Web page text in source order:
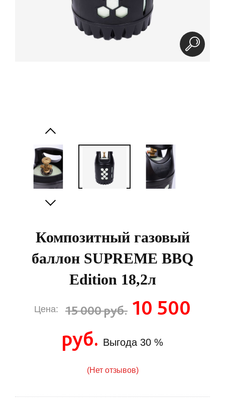
Композитный газовый
баллон SUPREME BBQ
Edition 18,2л
Цена: 15 000 руб. 10 500
руб. Выгода 30 %
(Нет отзывов)